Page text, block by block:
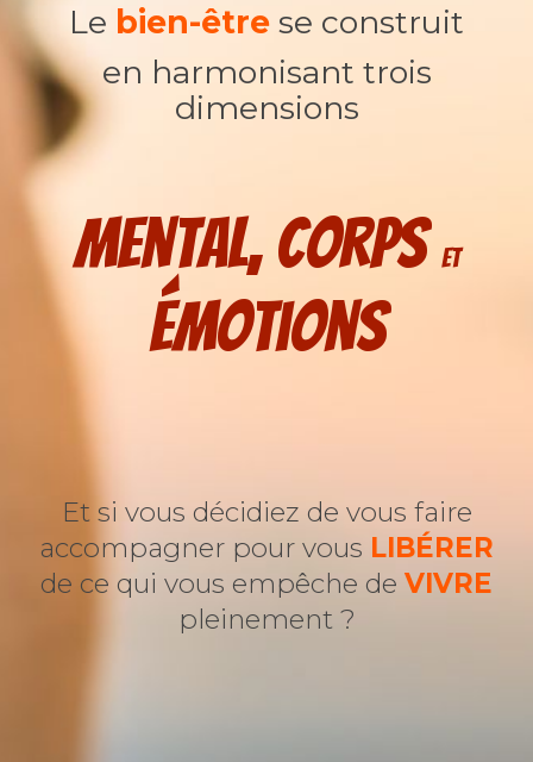
Le bien-être se construit
en harmonisant trois
dimensions
Mental, corps et
Émotions
Et si vous décidiez de vous faire
accompagner pour vous LIBÉRER
de ce qui vous empêche de VIVRE
pleinement ?